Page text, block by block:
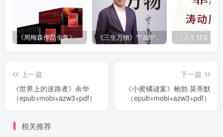
《周梅森作品全集》[共30册] 《三生万物》宁高宁（epub+mobi+azw3+pdf）
上一篇
《世界上的迷路者》余华
（epub+mobi+azw3+pdf）
下一篇
《小蜜橘谜案》鲍勃·莫蒂默
（epub+mobi+azw3+pdf）
相关推荐